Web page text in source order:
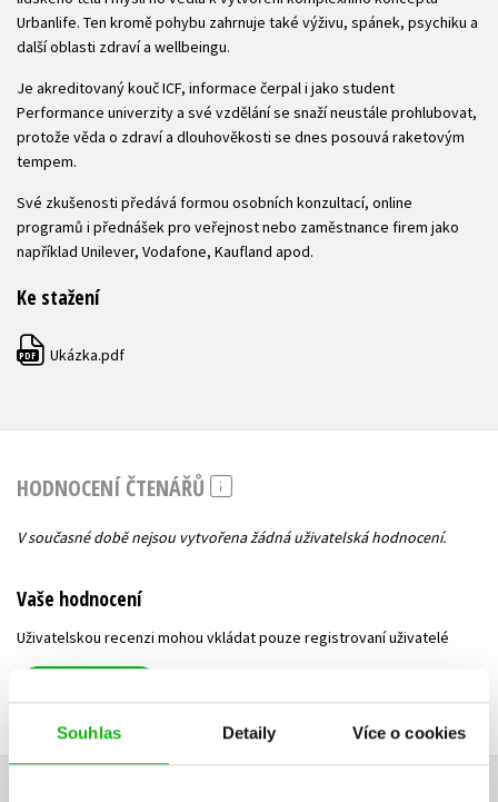
Souhlas Detaily Více o cookies
Urbanlife. Ten kromě pohybu zahrnuje také výživu, spánek, psychiku a
další oblasti zdraví a wellbeingu.
Je akreditovaný kouč ICF, informace čerpal i jako student
Performance univerzity a své vzdělání se snaží neustále prohlubovat,
protože věda o zdraví a dlouhověkosti se dnes posouvá raketovým
tempem.
Své zkušenosti předává formou osobních konzultací, online
programů i přednášek pro veřejnost nebo zaměstnance firem jako
například Unilever, Vodafone, Kaufland apod.
Ke stažení
PDF Ukázka.pdf
HODNOCENÍ ČTENÁŘŮ
V současné době nejsou vytvořena žádná uživatelská hodnocení.
Vaše hodnocení
Uživatelskou recenzi mohou vkládat pouze registrovaní uživatelé